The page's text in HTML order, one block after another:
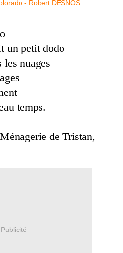
un petit dodo
les nuages
temps.
de Tristan,
Publicité